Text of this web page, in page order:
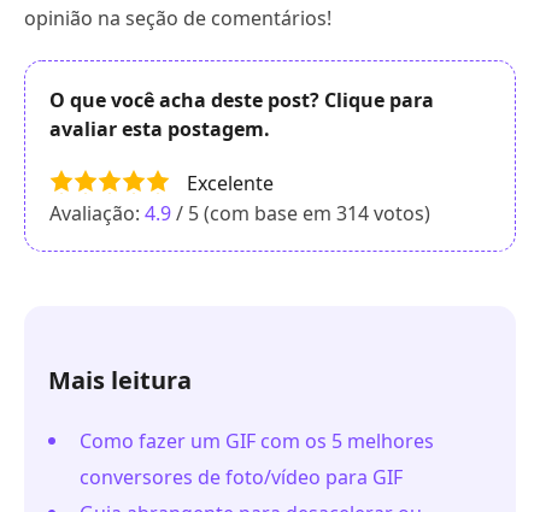
opinião na seção de comentários!
O que você acha deste post? Clique para
avaliar esta postagem.
Excelente
Avaliação: 4.9/ 5 (com base em 314votos)
Mais leitura
Como fazer um GIF com os 5 melhores
conversores de foto/vídeo para GIF